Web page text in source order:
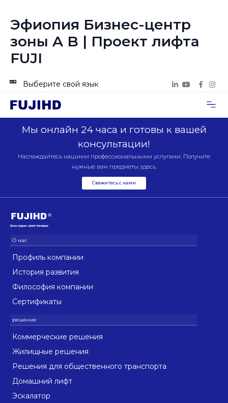
Эфиопия Бизнес-центр
зоны A B | Проект лифта
FUJI
Выберите свой язык
Мы онлайн 24 часа и готовы к вашей
консультации!
Наслаждайтесь нашими профессиональными услугами. Получите
нужные вам предметы здесь.
Свяжитесь с нами
Профиль компании
История развития
Философия компании
Сертификаты
Коммерческие решения
Жилищные решения
Решения для общественного транспорта
Домашний лифт
Эскалатор